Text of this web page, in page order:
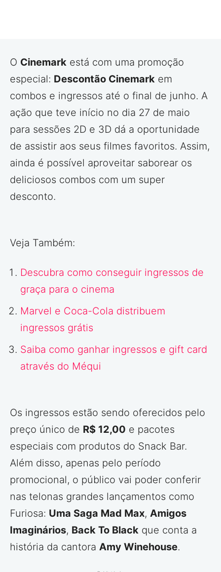
O Cinemark está com uma promoção
especial: Descontão Cinemark em
combos e ingressos até o final de junho. A
ação que teve início no dia 27 de maio
para sessões 2D e 3D dá a oportunidade
de assistir aos seus filmes favoritos. Assim,
ainda é possível aproveitar saborear os
deliciosos combos com um super
desconto.
Veja Também:
Descubra como conseguir ingressos de
graça para o cinema
Marvel e Coca-Cola distribuem
ingressos grátis
Saiba como ganhar ingressos e gift card
através do Méqui
Os ingressos estão sendo oferecidos pelo
preço único de R$ 12,00 e pacotes
especiais com produtos do Snack Bar.
Além disso, apenas pelo período
promocional, o público vai poder conferir
nas telonas grandes lançamentos como
Furiosa: Uma Saga Mad Max, Amigos
Imaginários, Back To Black que conta a
história da cantora Amy Winehouse.